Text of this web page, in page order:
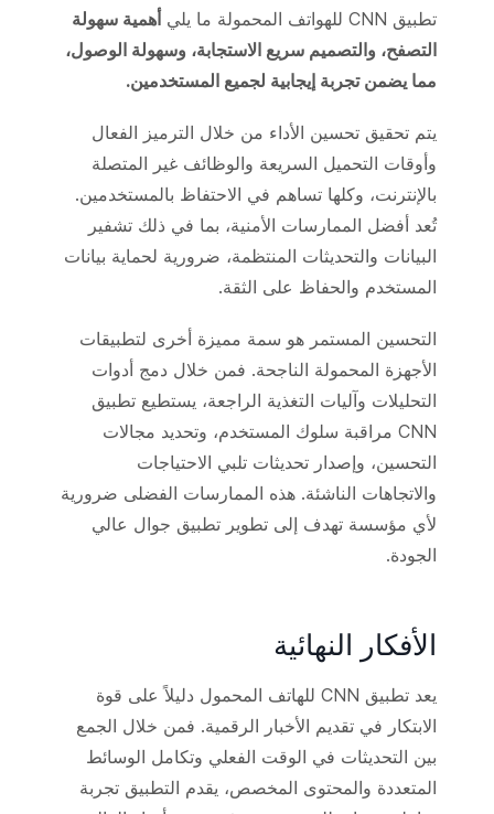
تطبيق CNN للهواتف المحمولة ما يلي
أهمية سهولة
التصفح، والتصميم سريع الاستجابة، وسهولة الوصول،
مما يضمن تجربة إيجابية لجميع المستخدمين.
يتم تحقيق تحسين الأداء من خلال الترميز الفعال
وأوقات التحميل السريعة والوظائف غير المتصلة
بالإنترنت، وكلها تساهم في الاحتفاظ بالمستخدمين.
تُعد أفضل الممارسات الأمنية، بما في ذلك تشفير
البيانات والتحديثات المنتظمة، ضرورية لحماية بيانات
المستخدم والحفاظ على الثقة.
التحسين المستمر هو سمة مميزة أخرى لتطبيقات
الأجهزة المحمولة الناجحة. فمن خلال دمج أدوات
التحليلات وآليات التغذية الراجعة، يستطيع تطبيق
CNN مراقبة سلوك المستخدم، وتحديد مجالات
التحسين، وإصدار تحديثات تلبي الاحتياجات
والاتجاهات الناشئة. هذه الممارسات الفضلى ضرورية
لأي مؤسسة تهدف إلى تطوير تطبيق جوال عالي
الجودة.
الأفكار النهائية
يعد تطبيق CNN للهاتف المحمول دليلاً على قوة
الابتكار في تقديم الأخبار الرقمية. فمن خلال الجمع
بين التحديثات في الوقت الفعلي وتكامل الوسائط
المتعددة والمحتوى المخصص، يقدم التطبيق تجربة